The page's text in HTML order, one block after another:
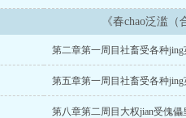
《春chao泛滥
第二章第一周目社畜受各种jing
第五章第一周目社畜受各种jing
第八章第二周目大权jian受傀儡